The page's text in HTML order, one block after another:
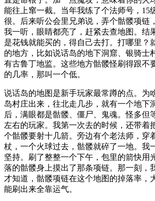
能往上窜一截。当年我练了个法师号，15
很。后来听公会里兄弟说，弄个骷髅项链
我一听，眼睛都亮了，赶紧去查地图。结
是花钱就能买的，得自己去打。打哪里？
的地方，比如说话岛的地下洞窟、银骑士
有古鲁丁地监。这些地方骷髅怪刷得跟不
的几率，那叫一个低。
说话岛的地图是新手玩家最常蹲的点。为
岛村庄出来，往北走几步，就有一个地下
后，满眼都是骷髅、僵尸、鬼魂。怪多但
左右的玩家。我第一次去的时候，还带着
个骷髅要射十几箭。旁边有个老法师，穿
杖，一个火球过去，骷髅就碎了一地。我
坚持。刷了整整一个下午，包里的箭快用
落的骷髅身上摸出了那条项链。那一刻，
才知道，骷髅项链在这个地图的掉落率，
能刷出来全靠运气。